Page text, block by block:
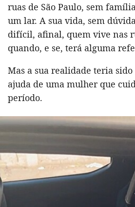
ruas de São Paulo, sem
um lar. A sua vida, sem
difícil, afinal, quem vive nas
quando, e se, terá alguma
Mas a sua realidade teria
ajuda de uma mulher que
período.